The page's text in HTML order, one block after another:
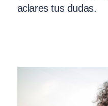
aclares tus dudas.